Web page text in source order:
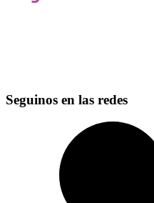
Seguinos en las redes